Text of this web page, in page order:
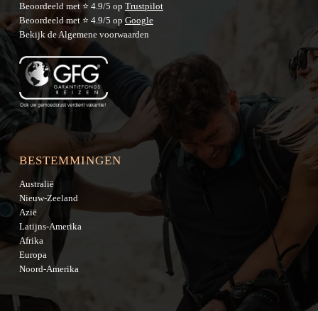
Beoordeeld met ⭐ 4.9/5 op Trustpilot
Beoordeeld met ⭐ 4.9/5 op Google
Bekijk deAlgemene voorwaarden
BESTEMMINGEN
Australië
Nieuw-Zeeland
Azië
Latijns-Amerika
Afrika
Europa
Noord-Amerika